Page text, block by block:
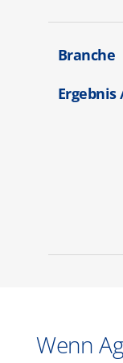
Branche
Ergebnis
Wenn